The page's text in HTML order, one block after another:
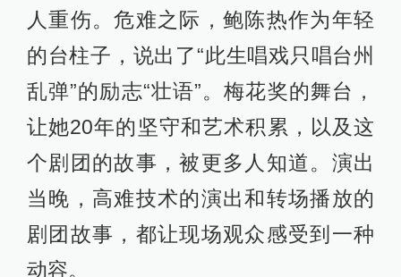
人重伤。危难之际，鲍陈热作为年轻
的台柱子，说出了“此生唱戏只唱台州
乱弹”的励志“壮语”。梅花奖的舞台，
让她20年的坚守和艺术积累，以及这
个剧团的故事，被更多人知道。演出
当晚，高难技术的演出和转场播放的
剧团故事，都让现场观众感受到一种
动容。